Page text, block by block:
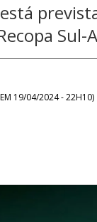
Sul-
19/04/2024 - 22H10)